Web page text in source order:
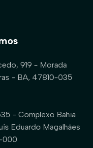
919 - Morada
- BA, 47810-035
- Complexo Bahia
Eduardo Magalhães
000